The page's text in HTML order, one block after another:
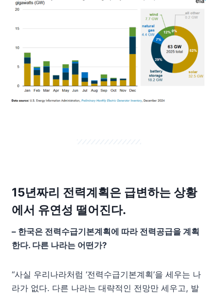
15년짜리 전력계획은 급변하는 상황
에서 유연성 떨어진다.
– 한국은 전력수급기본계획에 따라 전력공급을 계획
한다. 다른 나라는 어떤가?
“사실 우리나라처럼 ‘전력수급기본계획’을 세우는 나
라가 없다. 다른 나라는 대략적인 전망만 세우고, 발